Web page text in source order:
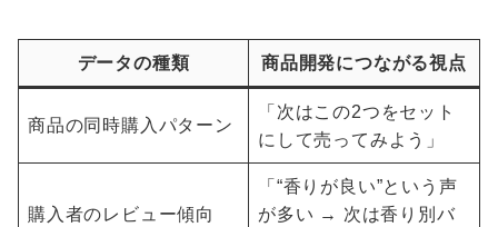
データの種類 商品開発につながる視点
商品の同時購入パターン
「次はこの2つをセット
にして売ってみよう」
購入者のレビュー傾向
「“香りが良い”という声
が多い → 次は香り別バ